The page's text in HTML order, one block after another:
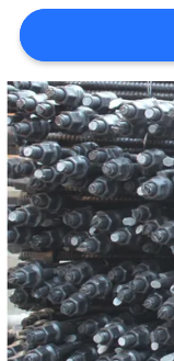
POLICY